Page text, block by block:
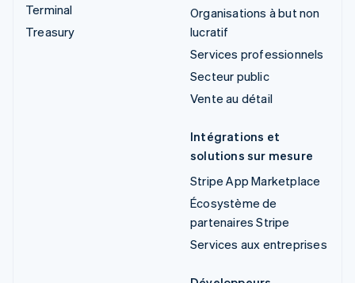
Terminal
Treasury
Organisations à but non
lucratif
Services professionnels
Secteur public
Vente au détail
Intégrations et
solutions sur mesure
Stripe App Marketplace
Écosystème de
partenaires Stripe
Services aux entreprises